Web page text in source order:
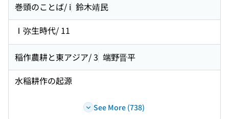
巻頭のことば/ ⅰ 鈴木靖民
Ⅰ弥生時代/ 11
稲作農耕と東アジア/ 3 端野晋平
水稲耕作の起源
See More (738)